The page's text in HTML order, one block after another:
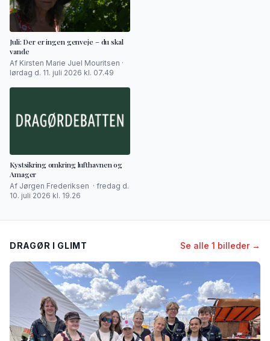
Juli: Der er ingen genveje – du skal
vande
Af Kirsten Marie Juel Mouritsen ·
lørdag d. 11. juli 2026 kl. 07.49
Kystsikring omkring lufthavnen og
Amager
Af Jørgen Frederiksen · fredag d.
10. juli 2026 kl. 19.26
DRAGØR I GLIMT Se alle 1 billeder →